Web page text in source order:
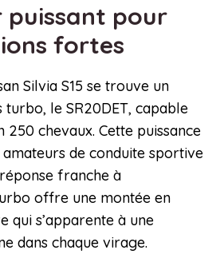
puissant pour
fortes
Silvia S15 se trouve un
le SR20DET, capable
chevaux. Cette puissance
de conduite sportive
franche à
offre une montée en
qui s’apparente à une
dans chaque virage.